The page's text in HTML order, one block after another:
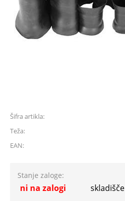
Šifra artikla:
Teža:
EAN:
Stanje zaloge:
ni na zalogi